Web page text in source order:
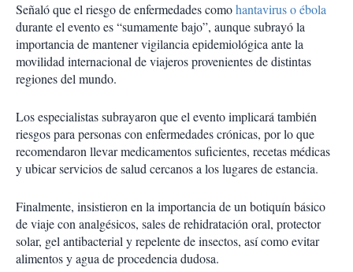
Señaló que el riesgo de enfermedades comohantavirus o ébola
durante el evento es “sumamente bajo”, aunque subrayó la
importancia de mantener vigilancia epidemiológica ante la
movilidad internacional de viajeros provenientes de distintas
regiones del mundo.
Los especialistas subrayaron que el evento implicará también
riesgos para personas con enfermedades crónicas, por lo que
recomendaron llevar medicamentos suficientes, recetas médicas
y ubicar servicios de salud cercanos a los lugares de estancia.
Finalmente, insistieron en la importancia de un botiquín básico
de viaje con analgésicos, sales de rehidratación oral, protector
solar, gel antibacterial y repelente de insectos, así como evitar
alimentos y agua de procedencia dudosa.